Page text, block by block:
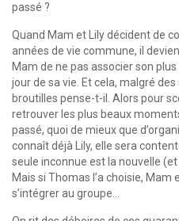
passé ?
Quand Mam et Lily décident de
années de vie commune, il
Mam de ne pas associer son
jour de sa vie. Et cela, malgré
broutilles pense-t-il. Alors pour
retrouver les plus beaux
passé, quoi de mieux que
connaît déjà Lily, elle sera
seule inconnue est la nouvelle
Mais si Thomas l’a choisie, Mam
s’intégrer au groupe…